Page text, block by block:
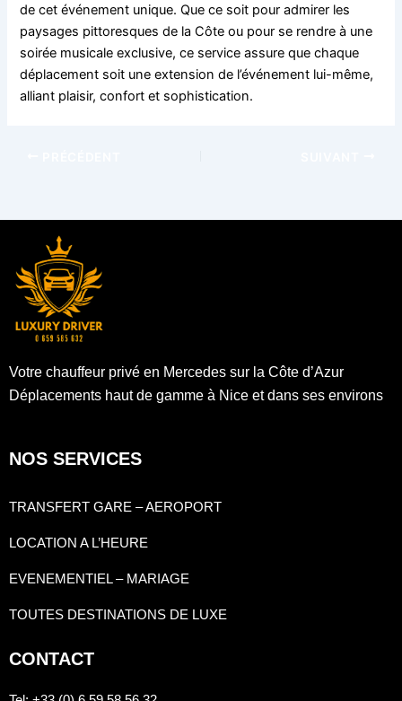
de cet événement unique. Que ce soit pour admirer les
paysages pittoresques de la Côte ou pour se rendre à une
soirée musicale exclusive, ce service assure que chaque
déplacement soit une extension de l’événement lui-même,
alliant plaisir, confort et sophistication.
Votre chauffeur privé en Mercedes sur la Côte d’Azur
Déplacements haut de gamme à Nice et dans ses environs
NOS SERVICES
TRANSFERT GARE – AEROPORT
LOCATION A L’HEURE
EVENEMENTIEL – MARIAGE
TOUTES DESTINATIONS DE LUXE
CONTACT